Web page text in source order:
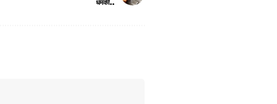
धमकी..